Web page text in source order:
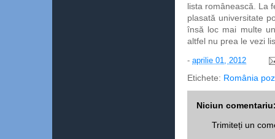
lista românească. La
plasată universitate
însă loc mai multe
altfel nu prea le vezi
- aprilie 01, 2012
Etichete: România
Niciun
Trimiteți un